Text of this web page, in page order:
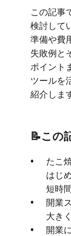
この​記事
検討して
準備や​費
失敗例と​
ポイント
ツールを​
紹介しま
📝この​
た​こ
はじ
短時
開業
大き
開業